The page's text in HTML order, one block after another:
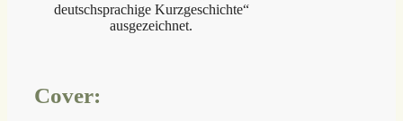
deutschsprachige Kurzgeschichte“
ausgezeichnet.
Cover: